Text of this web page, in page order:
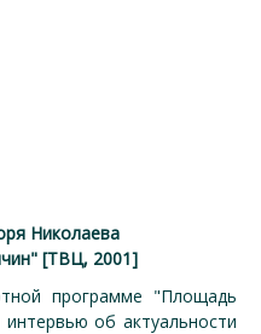
Николаева
[ТВЦ, 2001]
программе "Площадь
об актуальности